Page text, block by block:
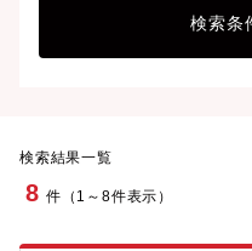
検索条
検索結果一覧
8 件（1～8件表示）